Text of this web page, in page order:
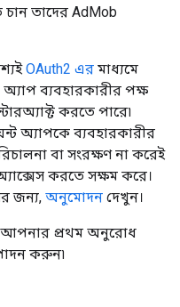
চান তাদের AdMob
OAuth2 এর মাধ্যমে
ব্যবহারকারীর পক্ষ
করতে পারে৷
অ্যাপকে ব্যবহারকারীর
বা সংরক্ষণ না করেই
করতে সক্ষম করে।
জন্য, অনুমোদন দেখুন।
আপনার প্রথম অনুরোধ
করুন৷